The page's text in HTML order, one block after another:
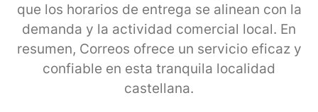
que los horarios de entrega se alinean con la
demanda y la actividad comercial local. En
resumen, Correos ofrece un servicio eficaz y
confiable en esta tranquila localidad
castellana.